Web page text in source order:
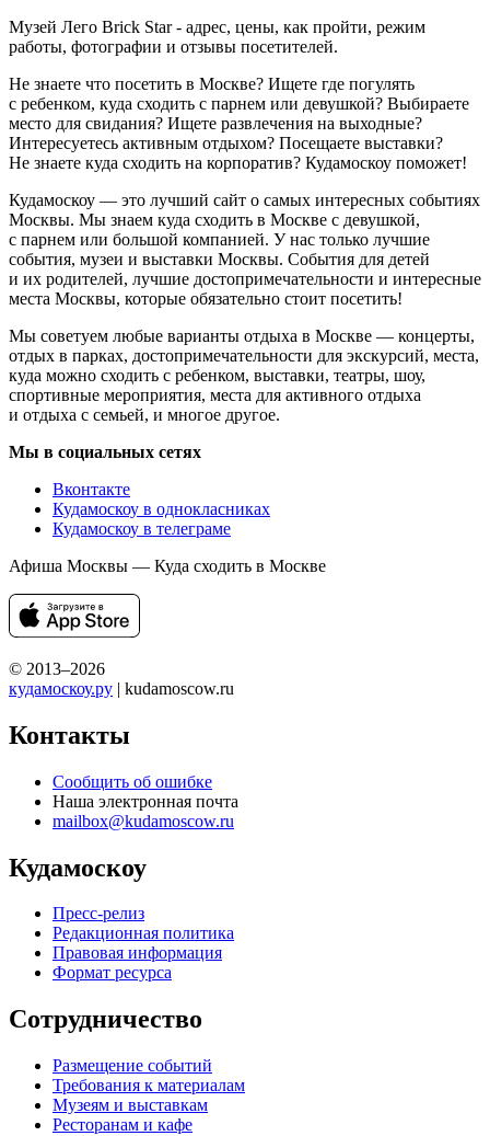
Музей Лего Brick Star - адрес, цены, как пройти, режим
работы, фотографии и отзывы посетителей.
Не знаете что посетить в Москве? Ищете где погулять
с ребенком, куда сходить с парнем или девушкой? Выбираете
место для свидания? Ищете развлечения на выходные?
Интересуетесь активным отдыхом? Посещаете выставки?
Не знаете куда сходить на корпоратив? Кудамоскоу поможет!
Кудамоскоу — это лучший сайт о самых интересных событиях
Москвы. Мы знаем куда сходить в Москве с девушкой,
с парнем или большой компанией. У нас только лучшие
события, музеи и выставки Москвы. События для детей
и их родителей, лучшие достопримечательности и интересные
места Москвы, которые обязательно стоит посетить!
Мы советуем любые варианты отдыха в Москве — концерты,
отдых в парках, достопримечательности для экскурсий, места,
куда можно сходить с ребенком, выставки, театры, шоу,
спортивные мероприятия, места для активного отдыха
и отдыха с семьей, и многое другое.
Мы в социальных сетях
Вконтакте
Кудамоскоу в однокласниках
Кудамоскоу в телеграме
Афиша Москвы — Куда сходить в Москве
© 2013–2026
кудамоскоу.ру | kudamoscow.ru
Контакты
Сообщить об ошибке
Наша электронная почта
mailbox@kudamoscow.ru
Кудамоскоу
Пресс-релиз
Редакционная политика
Правовая информация
Формат ресурса
Сотрудничество
Размещение событий
Требования к материалам
Музеям и выставкам
Ресторанам и кафе